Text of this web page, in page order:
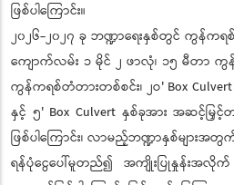
ဖြစ်ပါကြောင်း။
၂၀၂၆-၂၀၂၇ ခု ဘဏ္ဍာရေးနှစ်တွင် ကွန်က
ကျောက်လမ်း ၁ မိုင် ၂ ဖာလုံ၊ ၁၅ မီတာ
ကွန်ကရစ်တံတားတစ်စင်း၊ ၂ဝ' Box Culvert
နှင့် ၅' Box Culvert နှစ်ခုအား အဆင့်မြှင့်
ဖြစ်ပါကြောင်း၊ လာမည့်ဘဏ္ဍာနှစ်များအ
ရန်ပုံငွေပေါ်မူတည်၍ အကျိုးပြုနှုန်းအလိုက် ဦ